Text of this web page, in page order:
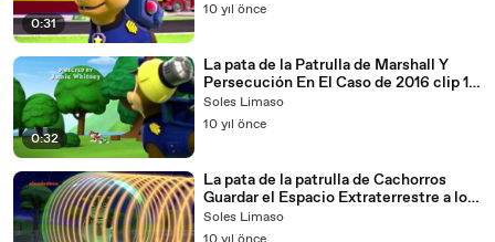
0:31
10 yıl önce
0:32
La pata de la Patrulla de Marshall Y
Persecución En El Caso de 2016 clip 1
� - 2016
Soles Limaso
10 yıl önce
La pata de la patrulla de Cachorros
Guardar el Espacio Extraterrestre a los
Cachorros Guardar un Flying Frog 002
- 2016
Soles Limaso